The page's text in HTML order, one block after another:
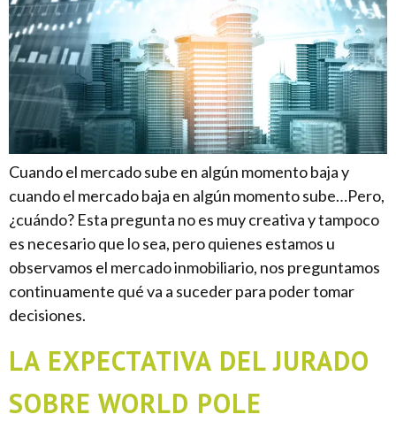
Cuando el mercado sube en algún momento baja y
cuando el mercado baja en algún momento sube…Pero,
¿cuándo? Esta pregunta no es muy creativa y tampoco
es necesario que lo sea, pero quienes estamos u
observamos el mercado inmobiliario, nos preguntamos
continuamente qué va a suceder para poder tomar
decisiones.
LA EXPECTATIVA DEL JURADO
SOBRE WORLD POLE